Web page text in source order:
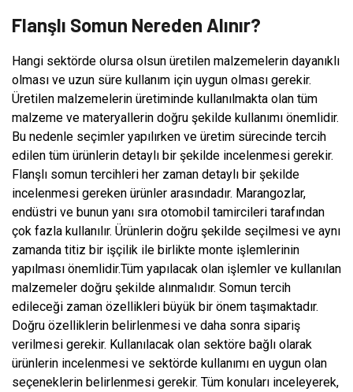
Flanşlı Somun Nereden Alınır?
Hangi sektörde olursa olsun üretilen malzemelerin dayanıklı
olması ve uzun süre kullanım için uygun olması gerekir.
Üretilen malzemelerin üretiminde kullanılmakta olan tüm
malzeme ve materyallerin doğru şekilde kullanımı önemlidir.
Bu nedenle seçimler yapılırken ve üretim sürecinde tercih
edilen tüm ürünlerin detaylı bir şekilde incelenmesi gerekir.
Flanşlı somun tercihleri her zaman detaylı bir şekilde
incelenmesi gereken ürünler arasındadır. Marangozlar,
endüstri ve bunun yanı sıra otomobil tamircileri tarafından
çok fazla kullanılır. Ürünlerin doğru şekilde seçilmesi ve aynı
zamanda titiz bir işçilik ile birlikte monte işlemlerinin
yapılması önemlidir.Tüm yapılacak olan işlemler ve kullanılan
malzemeler doğru şekilde alınmalıdır. Somun tercih
edileceği zaman özellikleri büyük bir önem taşımaktadır.
Doğru özelliklerin belirlenmesi ve daha sonra sipariş
verilmesi gerekir. Kullanılacak olan sektöre bağlı olarak
ürünlerin incelenmesi ve sektörde kullanımı en uygun olan
seçeneklerin belirlenmesi gerekir. Tüm konuları inceleyerek,